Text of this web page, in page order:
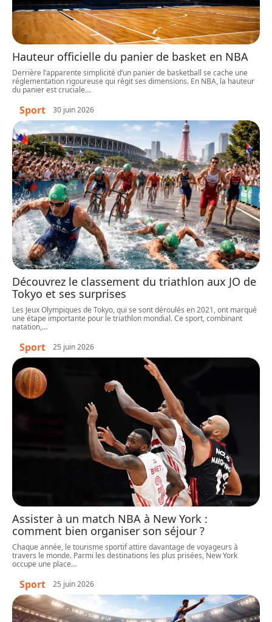
Hauteur officielle du panier de basket en NBA
Derrière l’apparente simplicité d’un panier de basketball se cache une
réglementation rigoureuse qui régit ses dimensions. En NBA, la hauteur
du panier est cruciale…
Sport 30 juin 2026
Découvrez le classement du triathlon aux JO de
Tokyo et ses surprises
Les Jeux Olympiques de Tokyo, qui se sont déroulés en 2021, ont marqué
une étape importante pour le triathlon mondial. Ce sport, combinant
natation,…
Sport 25 juin 2026
Assister à un match NBA à New York :
comment bien organiser son séjour ?
Chaque année, le tourisme sportif attire davantage de voyageurs à
travers le monde. Parmi les destinations les plus prisées, New York
occupe une place…
Sport 25 juin 2026